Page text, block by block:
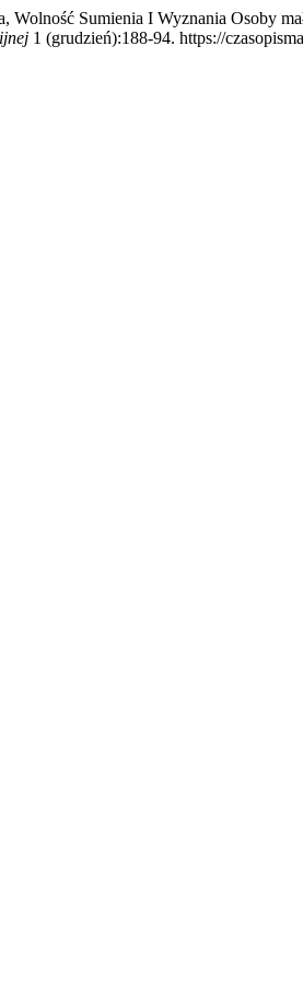
Wolność Sumienia I Wyznania Osoby
1 (grudzień):188-94. https://